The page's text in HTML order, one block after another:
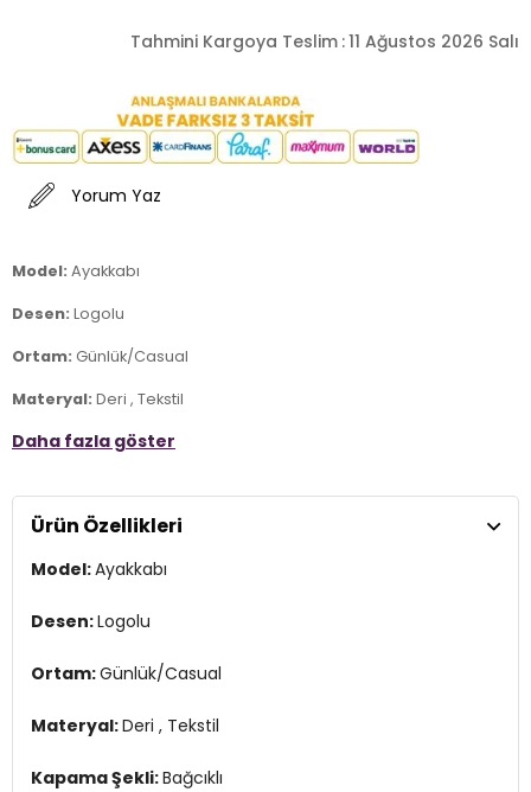
Tahmini Kargoya Teslim :11 Ağustos 2026 Salı
Yorum Yaz
Model: Ayakkabı
Desen: Logolu
Ortam: Günlük/Casual
Materyal: Deri , Tekstil
Kapama Şekli:Bağcıklı
Burun Tipi:Yuvarlak Burun
Topuk Boyu:3 cm
Topuk Tipi: Kalın
2DK38925K475.03
Daha fazla göster
Ürün Özellikleri
Model:Ayakkabı
Desen:Logolu
Ortam:Günlük/Casual
Materyal:Deri , Tekstil
Kapama Şekli:Bağcıklı